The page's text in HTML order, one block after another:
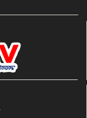
আহ্বান